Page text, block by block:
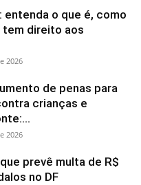
entenda o que é, como
tem direito aos
2026
de penas para
crianças e
2026
prevê multa de R$
no DF